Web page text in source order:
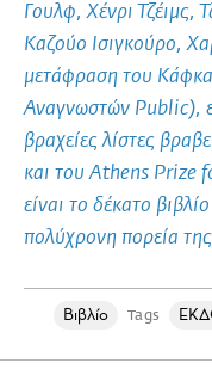
Γουλφ, Χένρι Τζέιµς,
Καζούο Ισιγκούρο,
µετάφραση του
Αναγνωστών Public),
βραχείες λίστες
και του Athens Prize
είναι το δέκατο
πολύχρονη πορεία
Βιβλίο Tags